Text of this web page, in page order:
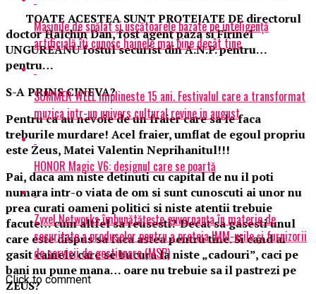
TOATE ACESTEA SUNT PROTEJATE DE directorul
doctor Halchin Dan, fost agent paza si Firinel
UNGUREANU fostul securist din A.N.P. pentru…
pentru…
S-A PRINS CINEVA?
Pentru ca au nevoie de un fraier care sa le faca
treburile murdare! Acel fraier, umflat de egoul propriu
este Zeus, Matei Valentin Neprihanitul!!!
Pai, daca am niste detinuti cu capital de nu il poti
numara intr-o viata de om si sunt cunoscuti ai unor nu
prea curati oameni politici si niste atentii trebuie
facute… cum altfel sa reusesti? Decat sa gasesti unul
care este dispus sa faca astea pentru tine. Si cand ai
gasit cainele care se bucura la niste „cadouri”, caci pe
bani nu pune mana… oare nu trebuie sa il pastrezi pe
ZEUS?
Mașinile de spălat și uscătoarele bazate pe inteligență
artificială îți cunosc hainele mai bine decât tine
SUMMER WELL implineste 15 ani. Festivalul care a transformat
muzica intr-un univers cultural revine in august
HONOR Magic V6: designul care se poartă
Zyxel Networks îmbunătățește guvernanța în materie de
securitate a produselor pentru a proteja IMM-urile și furnizorii
de servicii de gestionare (MSP)
Click to comment